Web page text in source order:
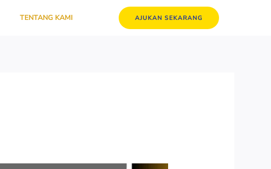
TENTANG KAMI AJUKAN SEKARANG